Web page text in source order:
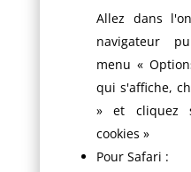
Allez dans
navigateur
menu «
qui s'affiche,
» et cliquez
cookies »
Pour Safari :